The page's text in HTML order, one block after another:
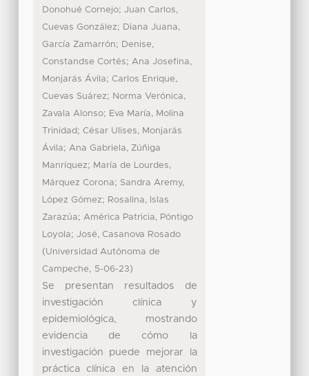
Donohué Cornejo; Juan Carlos,
Cuevas González; Diana Juana,
García Zamarrón; Denise,
Constandse Cortés; Ana Josefina,
Monjarás Ávila; Carlos Enrique,
Cuevas Suárez; Norma Verónica,
Zavala Alonso; Eva María, Molina
Trinidad; César Ulises, Monjarás
Ávila; Ana Gabriela, Zúñiga
Manríquez; María de Lourdes,
Márquez Corona; Sandra Aremy,
López Gómez; Rosalina, Islas
Zarazúa; América Patricia, Póntigo
Loyola; José, Casanova Rosado
(Universidad Autónoma de
Campeche, 5-06-23)
Se presentan resultados de
investigación clínica y
epidemiológica, mostrando
evidencia de cómo la
investigación puede mejorar la
práctica clínica en la atención